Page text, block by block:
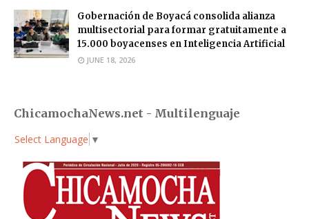
Gobernación de Boyacá consolida alianza
multisectorial para formar gratuitamente a
15.000 boyacenses en Inteligencia Artificial
JUNE 18, 2026
ChicamochaNews.net - Multilenguaje
Select Language ▼